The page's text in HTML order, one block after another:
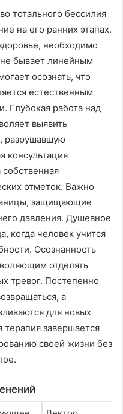
тотального бессилия
на его ранних этапах.
необходимо
не бывает линейным
осознать, что
естественным
Глубокая работа над
выявить
разрушавшую
консультация
собственная
отметок. Важно
защищающие
давления. Душевное
когда человек учится
Осознанность
отделять
тревог. Постепенно
а
для новых
завершается
своей жизни без